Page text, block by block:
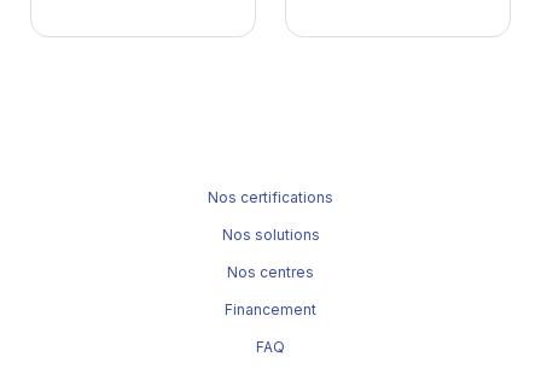
Nos certifications
Nos solutions
Nos centres
Financement
FAQ